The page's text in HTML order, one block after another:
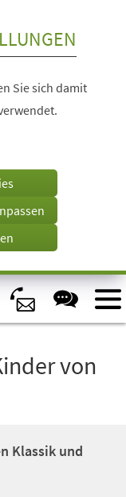
Sie sich damit
von
Klassik und